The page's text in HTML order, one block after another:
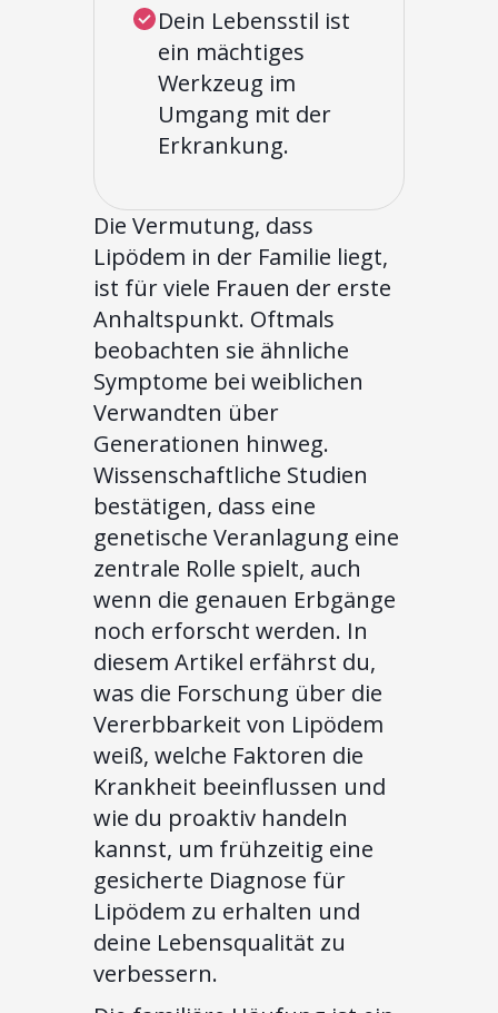
Dein Lebensstil ist
ein mächtiges
Werkzeug im
Umgang mit der
Erkrankung.
Die Vermutung, dass
Lipödem in der Familie liegt,
ist für viele Frauen der erste
Anhaltspunkt. Oftmals
beobachten sie ähnliche
Symptome bei weiblichen
Verwandten über
Generationen hinweg.
Wissenschaftliche Studien
bestätigen, dass eine
genetische Veranlagung eine
zentrale Rolle spielt, auch
wenn die genauen Erbgänge
noch erforscht werden. In
diesem Artikel erfährst du,
was die Forschung über die
Vererbbarkeit von Lipödem
weiß, welche Faktoren die
Krankheit beeinflussen und
wie du proaktiv handeln
kannst, um frühzeitig eine
gesicherte Diagnose für
Lipödem zu erhalten und
deine Lebensqualität zu
verbessern.